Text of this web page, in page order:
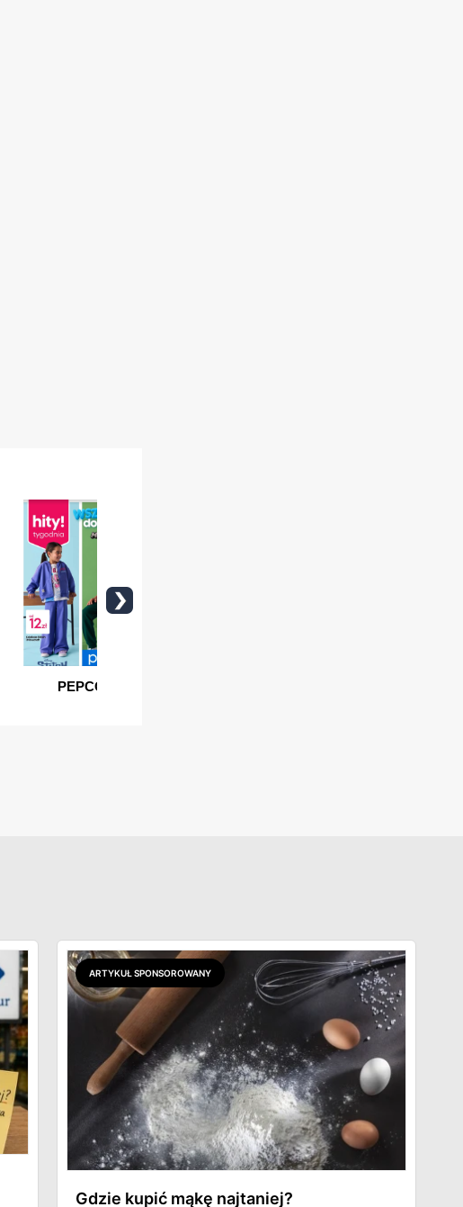
ARTYKUŁ SPONSOROWANY
Gdzie kupić mąkę najtaniej?